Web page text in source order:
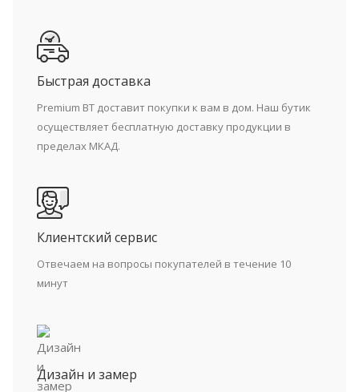
Быстрая доставка
Premium BT доставит покупки к вам в дом. Наш бутик
осуществляет бесплатную доставку продукции в
пределах МКАД.
Клиентский сервис
Отвечаем на вопросы покупателей в течение 10
минут
Дизайн и замер